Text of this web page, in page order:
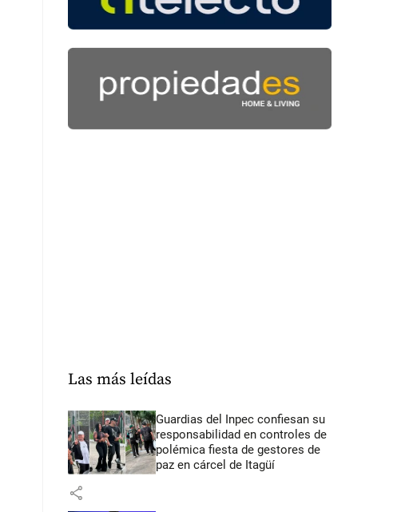
Las más leídas
Guardias del Inpec confiesan su
responsabilidad en controles de
polémica fiesta de gestores de
paz en cárcel de Itagüí
share